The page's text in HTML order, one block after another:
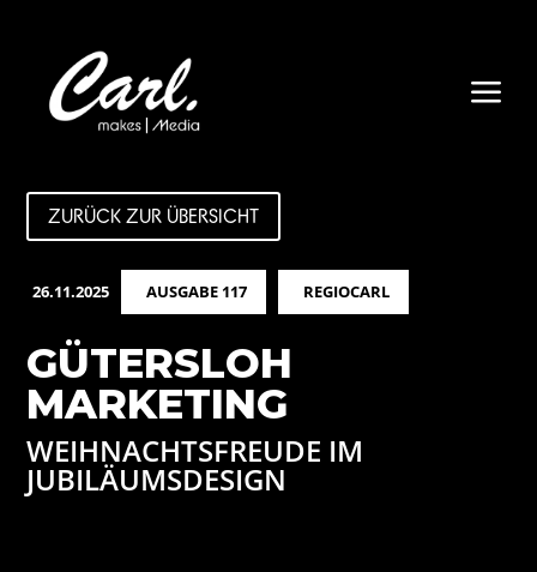
a
ZURÜCK ZUR ÜBERSICHT
26.11.2025 AUSGABE 117 REGIOCARL
GÜTERSLOH
MARKETING
WEIHNACHTSFREUDE IM
JUBILÄUMSDESIGN